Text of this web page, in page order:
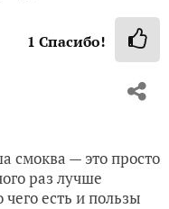
1 Спасибо!
смоква — это просто
раз лучше
есть и пользы